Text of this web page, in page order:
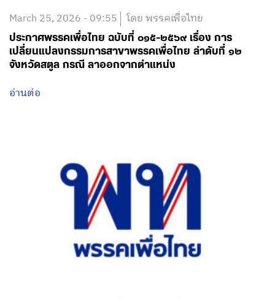
March 25, 2026 - 09:55 โดย พรรคเพื่อไทย
ประกาศพรรคเพื่อไทย ฉบับที่ ๐๑๕-๒๕๖๙ เรื่อง การ
เปลี่ยนแปลงกรรมการสาขาพรรคเพื่อไทย ลำดับที่ ๑๒
จังหวัดสตูล กรณี ลาออกจากตำแหน่ง
อ่านต่อ